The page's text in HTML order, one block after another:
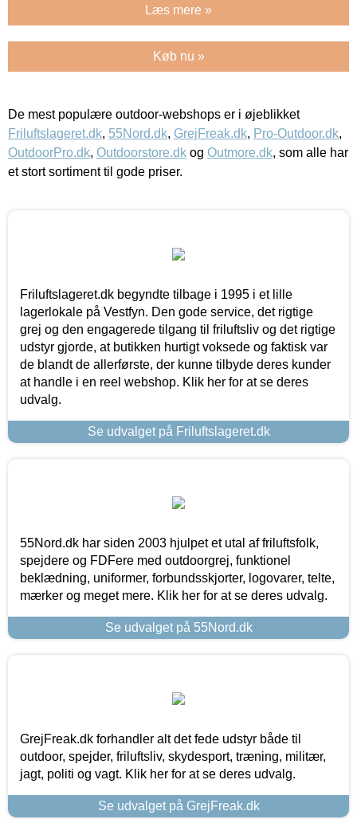
Læs mere »
Køb nu »
De mest populære outdoor-webshops er i øjeblikket
Friluftslageret.dk, 55Nord.dk, GrejFreak.dk, Pro-Outdoor.dk,
OutdoorPro.dk, Outdoorstore.dk og Outmore.dk, som alle har
et stort sortiment til gode priser.
Friluftslageret.dk begyndte tilbage i 1995 i et lille
lagerlokale på Vestfyn. Den gode service, det rigtige
grej og den engagerede tilgang til friluftsliv og det rigtige
udstyr gjorde, at butikken hurtigt voksede og faktisk var
de blandt de allerførste, der kunne tilbyde deres kunder
at handle i en reel webshop. Klik her for at se deres
udvalg.
Se udvalget på Friluftslageret.dk
55Nord.dk har siden 2003 hjulpet et utal af friluftsfolk,
spejdere og FDFere med outdoorgrej, funktionel
beklædning, uniformer, forbundsskjorter, logovarer, telte,
mærker og meget mere. Klik her for at se deres udvalg.
Se udvalget på 55Nord.dk
GrejFreak.dk forhandler alt det fede udstyr både til
outdoor, spejder, friluftsliv, skydesport, træning, militær,
jagt, politi og vagt. Klik her for at se deres udvalg.
Se udvalget på GrejFreak.dk